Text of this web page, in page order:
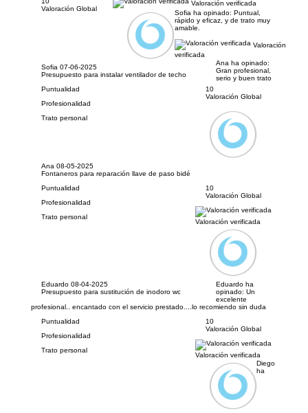
Valoración Global
Valoración verificada
Sofia 07-06-2025
Presupuesto para instalar ventilador de techo
Sofia ha opinado: Puntual,
rápido y eficaz, y de trato muy
amable.
Puntualidad
Profesionalidad
Trato personal
10
Valoración Global
Valoración
verificada
Ana 08-05-2025
Fontaneros para reparación llave de paso bidé
Ana ha opinado:
Gran profesional,
serio y buen trato
Puntualidad
Profesionalidad
Trato personal
10
Valoración Global
Valoración verificada
Eduardo 08-04-2025
Presupuesto para sustitución de inodoro wc
Eduardo ha
opinado: Un
excelente
profesional.. encantado con el servicio prestado....lo recomiendo sin duda
Puntualidad
Profesionalidad
Trato personal
10
Valoración Global
Valoración verificada
Diego
ha